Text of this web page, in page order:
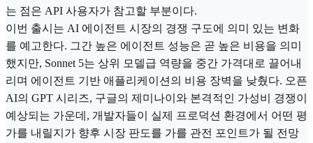
는 점은 API 사용자가 참고할 부분이다.
이번 출시는 AI 에이전트 시장의 경쟁 구도에 의미 있는 변화
를 예고한다. 그간 높은 에이전트 성능은 곧 높은 비용을 의미
했지만, Sonnet 5는 상위 모델급 역량을 중간 가격대로 끌어내
리며 에이전트 기반 애플리케이션의 비용 장벽을 낮췄다. 오픈
AI의 GPT 시리즈, 구글의 제미나이와 본격적인 가성비 경쟁이
예상되는 가운데, 개발자들이 실제 프로덕션 환경에서 어떤 평
가를 내릴지가 향후 시장 판도를 가를 관전 포인트가 될 전망